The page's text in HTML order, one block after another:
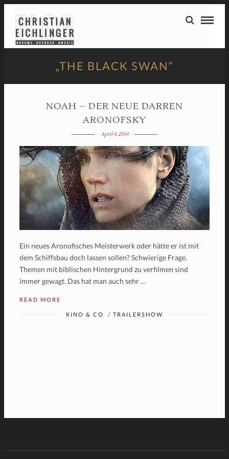
„THE BLACK SWAN“
NOAH – DER NEUE DARREN
ARONOFSKY
April 4, 2014
Ein neues Aronofisches Meisterwerk oder hätte er ist mit
dem Schiffsbau doch lassen sollen? Schwierige Frage.
Themen mit biblischen Hintergrund zu verfilmen sind
immer gewagt. Das hat man auch sehr …
READ MORE
KINO & CO / TRAILERSHOW